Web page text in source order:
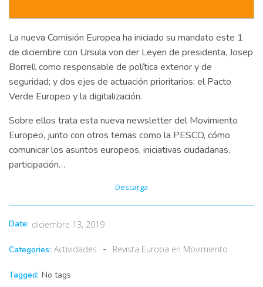
La nueva Comisión Europea ha iniciado su mandato este 1
de diciembre con Ursula von der Leyen de presidenta, Josep
Borrell como responsable de política exterior y de
seguridad; y dos ejes de actuación prioritarios: el Pacto
Verde Europeo y la digitalización.
Sobre ellos trata esta nueva newsletter del Movimiento
Europeo, junto con otros temas como la PESCO, cómo
comunicar los asuntos europeos, iniciativas ciudadanas,
participación…
Descarga
Date: diciembre 13, 2019
Categories: Actividades - Revista Europa en Movimiento
Tagged: No tags